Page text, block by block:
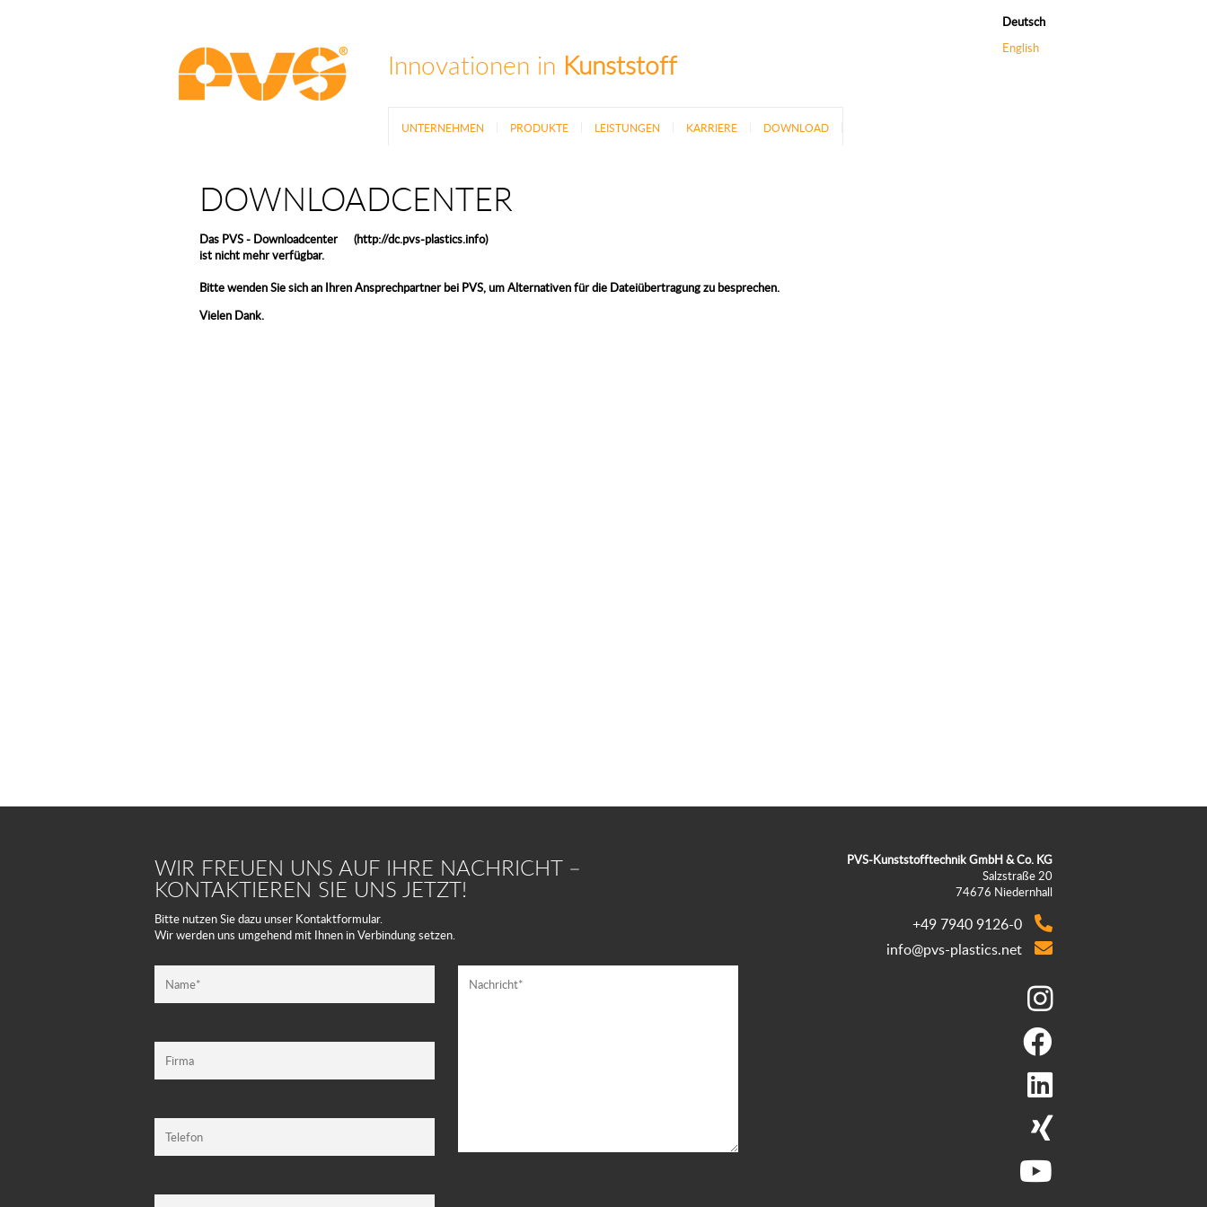
Innovationen in Kunststoff
UNTERNEHMEN PRODUKTE LEISTUNGEN KARRIERE DOWNLOAD
Deutsch
English
DOWNLOADCENTER
Das PVS - Downloadcenter (http://dc.pvs-plastics.info)
ist nicht mehr verfügbar.
Bitte wenden Sie sich an Ihren Ansprechpartner bei PVS, um Alternativen für die Dateiübertragung zu besprechen.
Vielen Dank.
WIR FREUEN UNS AUF IHRE NACHRICHT –
KONTAKTIEREN SIE UNS JETZT!
Bitte nutzen Sie dazu unser Kontaktformular.
Wir werden uns umgehend mit Ihnen in Verbindung setzen.
PVS-Kunststofftechnik GmbH & Co. KG
Salzstraße 20
74676 Niedernhall
+49 7940 9126-0
info@pvs-plastics.net




